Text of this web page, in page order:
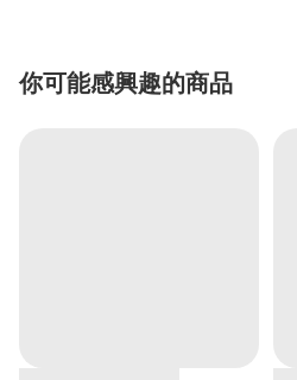
你可能感興趣的商品